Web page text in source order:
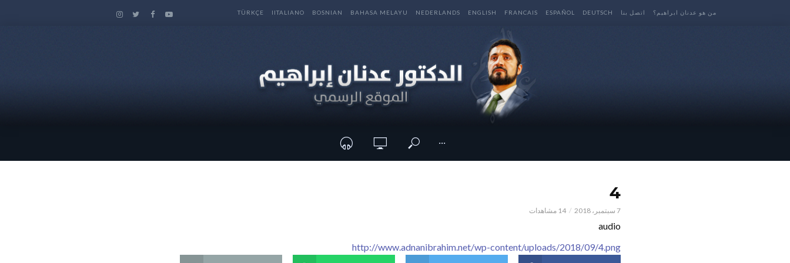
من هو عدنان ابراهيم؟ اتصل بنا DEUTSCH
ESPAÑOL
FRANCAIS
ENGLISH
NEDERLANDS
BAHASA MELAYU
BOSNIAN
IITALIANO
TÜRKÇE
···
4
7 سبتمبر، 2018 14 مشاهدات
audio
http://www.adnanibrahim.net/wp-content/uploads/2018/09/4.png